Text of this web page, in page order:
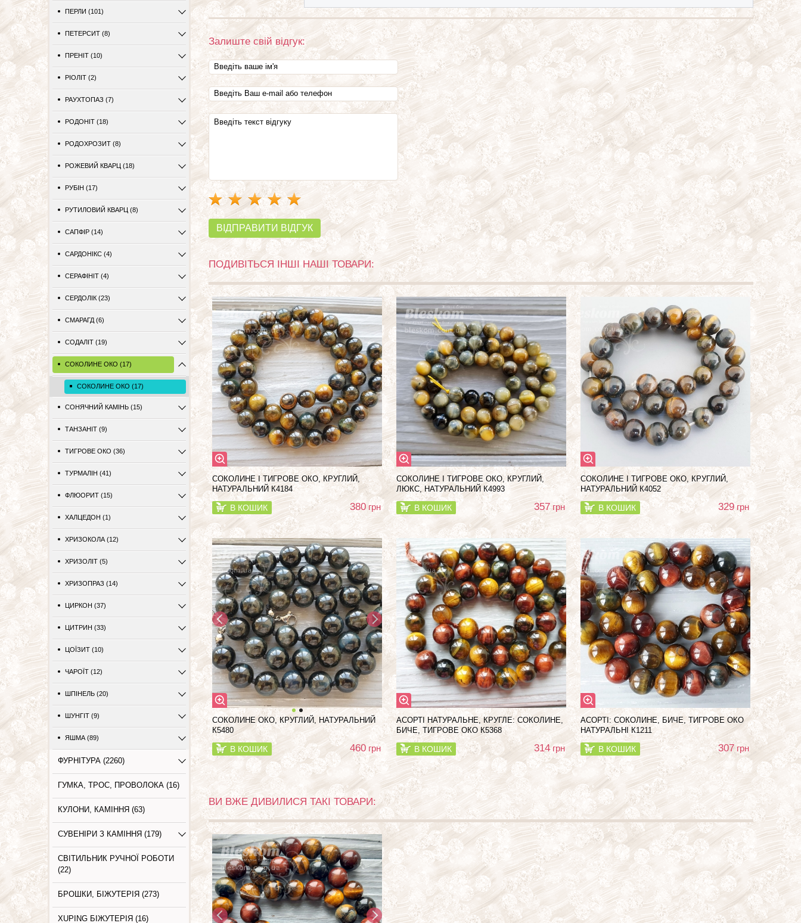
ПЕРЛИ (101)
ПЕТЕРСИТ (8)
ПРЕНІТ (10)
РІОЛІТ (2)
РАУХТОПАЗ (7)
РОДОНІТ (18)
РОДОХРОЗИТ (8)
РОЖЕВИЙ КВАРЦ (18)
РУБІН (17)
РУТИЛОВИЙ КВАРЦ (8)
САПФІР (14)
САРДОНІКС (4)
СЕРАФІНІТ (4)
СЕРДОЛІК (23)
СМАРАГД (6)
СОДАЛІТ (19)
СОКОЛИНЕ ОКО (17)
СОКОЛИНЕ ОКО (17)
СОНЯЧНИЙ КАМІНЬ (15)
ТАНЗАНІТ (9)
ТИГРОВЕ ОКО (36)
ТУРМАЛІН (41)
ФЛЮОРИТ (15)
ХАЛЦЕДОН (1)
ХРИЗОКОЛА (12)
ХРИЗОЛІТ (5)
ХРИЗОПРАЗ (14)
ЦИРКОН (37)
ЦИТРИН (33)
ЦОЇЗИТ (10)
ЧАРОЇТ (12)
ШПІНЕЛЬ (20)
ШУНГІТ (9)
ЯШМА (89)
ФУРНІТУРА (2260)
ГУМКА, ТРОС, ПРОВОЛОКА (16)
КУЛОНИ, КАМІННЯ (63)
СУВЕНІРИ З КАМІННЯ (179)
СВІТИЛЬНИК РУЧНОЇ РОБОТИ
(22)
БРОШКИ, БІЖУТЕРІЯ (273)
XUPING БІЖУТЕРІЯ (16)
Залиште свій відгук:
ВІДПРАВИТИ ВІДГУК
ПОДИВІТЬСЯ ІНШІ НАШІ ТОВАРИ:
СОКОЛИНЕ І ТИГРОВЕ ОКО, КРУГЛИЙ,
НАТУРАЛЬНИЙ К4184
В КОШИК 380 грн
СОКОЛИНЕ І ТИГРОВЕ ОКО, КРУГЛИЙ,
ЛЮКС, НАТУРАЛЬНИЙ К4993
В КОШИК 357грн
СОКОЛИНЕ І ТИГРОВЕ ОКО, КРУГЛИЙ,
НАТУРАЛЬНИЙ К4052
В КОШИК 329грн
СОКОЛИНЕ ОКО, КРУГЛИЙ, НАТУРАЛЬНИЙ
К5480
В КОШИК 460 грн
АСОРТІ НАТУРАЛЬНЕ, КРУГЛЕ: СОКОЛИНЕ,
БИЧЕ, ТИГРОВЕ ОКО К5368
В КОШИК 314грн
АСОРТІ: СОКОЛИНЕ, БИЧЕ, ТИГРОВЕ ОКО
НАТУРАЛЬНІ К1211
В КОШИК 307грн
ВИ ВЖЕ ДИВИЛИСЯ ТАКІ ТОВАРИ: